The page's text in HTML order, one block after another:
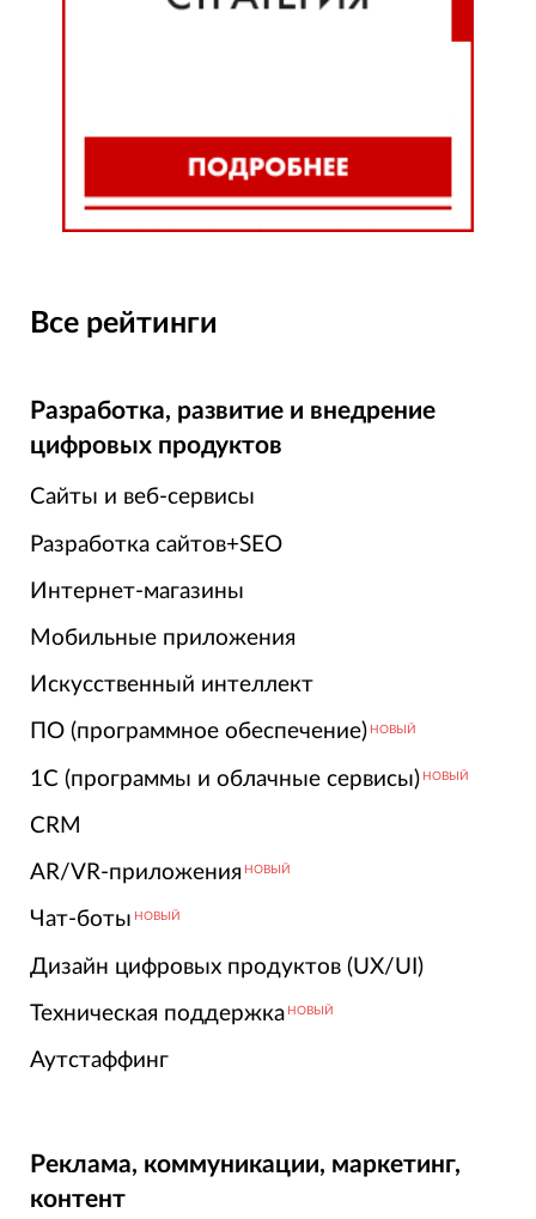
Все рейтинги
Разработка, развитие и внедрение
цифровых продуктов
Сайты и веб-сервисы
Разработка сайтов+SEO
Интернет-магазины
Мобильные приложения
Искусственный интеллект
ПО (программное обеспечение) НОВЫЙ
1С (программы и облачные сервисы) НОВЫЙ
CRM
AR/VR-приложения НОВЫЙ
Чат-боты НОВЫЙ
Дизайн цифровых продуктов (UX/UI)
Техническая поддержка НОВЫЙ
Аутстаффинг
Реклама, коммуникации, маркетинг,
контент